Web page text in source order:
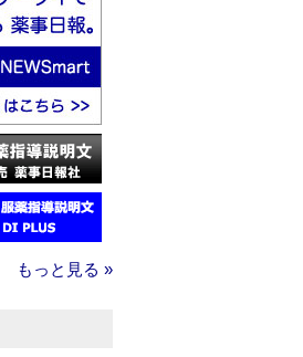
もっと見る »